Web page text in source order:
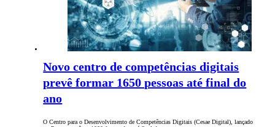
Novo centro de competências digitais
prevê formar 1650 pessoas até final do
ano
O Centro para o Desenvolvimento de Competências Digitais (Cesae Digital), lançado